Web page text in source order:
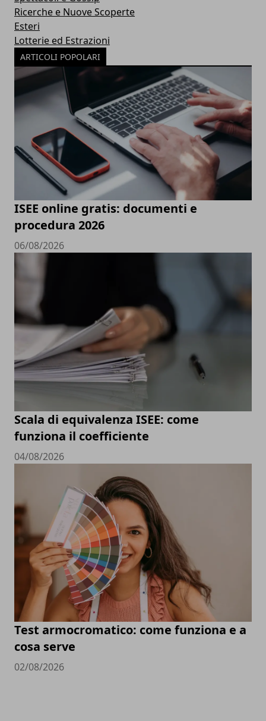
Ricerche e Nuove Scoperte
Esteri
Lotterie ed Estrazioni
ARTICOLI POPOLARI
ISEE online gratis: documenti e
procedura 2026
06/08/2026
Scala di equivalenza ISEE: come
funziona il coefficiente
04/08/2026
Test armocromatico: come funziona e a
cosa serve
02/08/2026